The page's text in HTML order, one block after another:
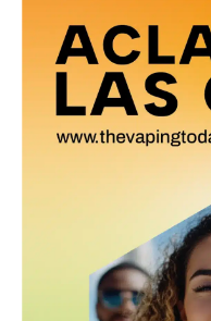
Subscribe to
receive all the
tobacco harm